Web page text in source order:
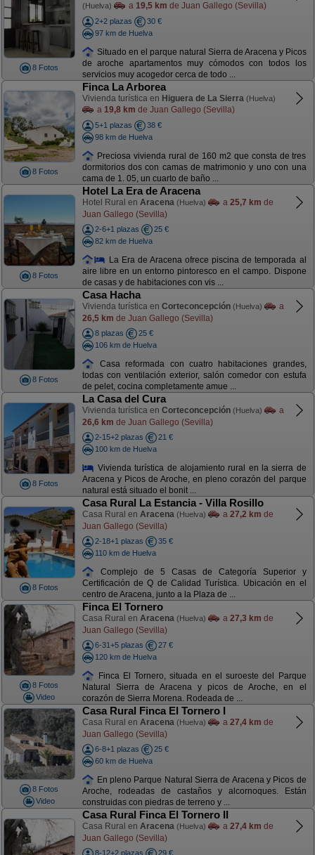
8 Fotos
(Huelva) a 19,5 km de Juan Gallego (Sevilla)
2+2 plazas
30 €
97 km de Huelva
Situado en el parque natural Sierra de Aracena y Picos
de aroche apartamentos muy cómodos con todos los
servicios muy acogedor cerca de todo ...
8 Fotos
Finca La Arborea
Vivienda turística en Higuera de La Sierra (Huelva)
a 19,8 km de Juan Gallego (Sevilla)
5+1 plazas
38 €
98 km de Huelva
Preciosa vivienda rural de 160 m2 que consta de tres
dormitorios dos con camas de matrimonio y uno con una
cama de 1. 05, un cuarto de baño ...
8 Fotos
Hotel La Era de Aracena
Hotel Rural en Aracena (Huelva) a 25,7 km de
Juan Gallego (Sevilla)
2-6+1 plazas
25 €
82 km de Huelva
La Era de Aracena ofrece piscina de temporada al
aire libre en un entorno pintoresco en el campo. Dispone
de casas y de habitaciones con vis ...
8 Fotos
Casa Hacha
Vivienda turística en Corteconcepción (Huelva)
a
26,5 km de Juan Gallego (Sevilla)
8 plazas
25 €
106 km de Huelva
Casa reformada con cuatro habitaciones grandes,
todas con ventilación exterior, salón comedor con estufa
de pelet, cocina completamente amue ...
8 Fotos
La Casa del Cura
Vivienda turística en Corteconcepción (Huelva)
a
26,6 km de Juan Gallego (Sevilla)
2-15+2 plazas
21 €
100 km de Huelva
Vivienda turística de alojamiento rural en la sierra de
Aracena y Picos de Aroche, en pleno corazón del parque
natural está situado el bonit ...
8 Fotos
Casa Rural La Estancia - Villa Rosillo
Casa Rural en Aracena (Huelva) a 27,2 km de
Juan Gallego (Sevilla)
2-18+1 plazas
35 €
110 km de Huelva
Complejo de 5 Casas de Categoría Superior y
Certificación de Q de Calidad Turística. Ubicación en el
centro de Aracena, junto a la Plaza de ...
8 Fotos
Video
Finca El Tornero
Casa Rural en Aracena (Huelva) a 27,3 km de
Juan Gallego (Sevilla)
6-31+5 plazas
27 €
120 km de Huelva
Finca El Tornero, situada en el suroeste del Parque
Natural Sierra de Aracena y picos de Aroche, en el
corazón de Sierra Morena. Rodeada de ...
8 Fotos
Video
Casa Rural Finca El Tornero I
Casa Rural en Aracena (Huelva) a 27,4 km de
Juan Gallego (Sevilla)
6-8+1 plazas
25 €
60 km de Huelva
En pleno Parque Natural Sierra de Aracena y Picos de
Aroche, rodeadas de castaños y alcornoques. Están
construidas con piedras de terreno y ...
Casa Rural Finca El Tornero II
Casa Rural en Aracena (Huelva) a 27,4 km de
Juan Gallego (Sevilla)
8-12+2 plazas
29 €